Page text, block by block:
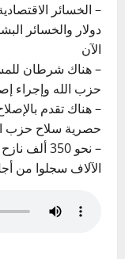
دولار والخسائر
الآن
– هناك شرطان
حزب الله وإجراء
– هناك تقدم
حصرية سلاح حزب
– نحو 350
الآلاف سجلوا من